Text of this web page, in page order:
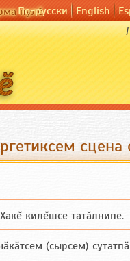
пулӗ
По-русски English
килĕшсе татăлнипе.
(сырсем)